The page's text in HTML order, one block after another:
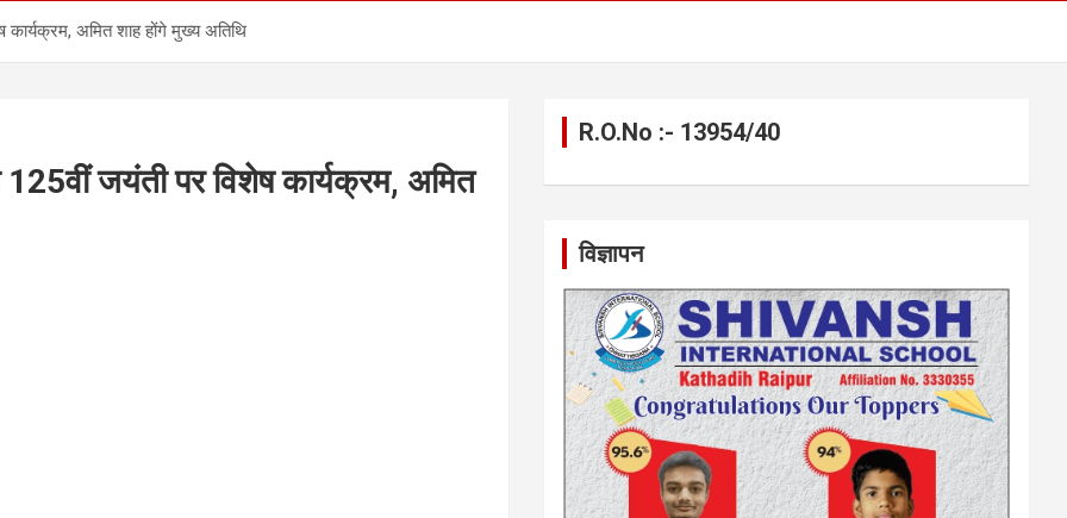
कार्यक्रम, अमित शाह होंगे मुख्य अतिथि
125वीं जयंती पर विशेष कार्यक्रम, अमित
R.O.No :- 13954/40
विज्ञापन